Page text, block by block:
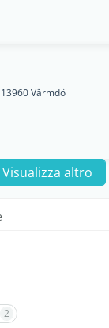
Värmdö
Visualizza altro
2